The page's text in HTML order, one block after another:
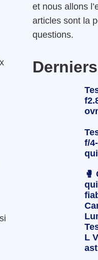
et nous allons
articles sont la
questions.
f/
🥊
L